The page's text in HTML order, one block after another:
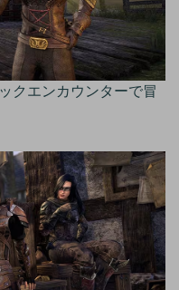
クエンカウンターで冒